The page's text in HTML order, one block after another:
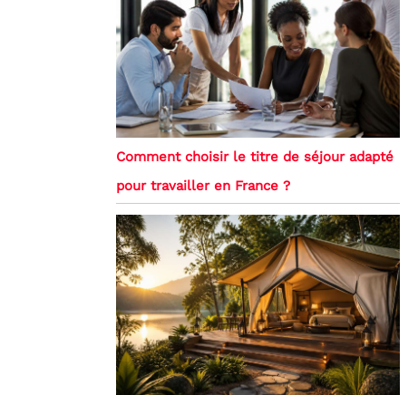
Comment choisir le titre de séjour adapté
pour travailler en France ?